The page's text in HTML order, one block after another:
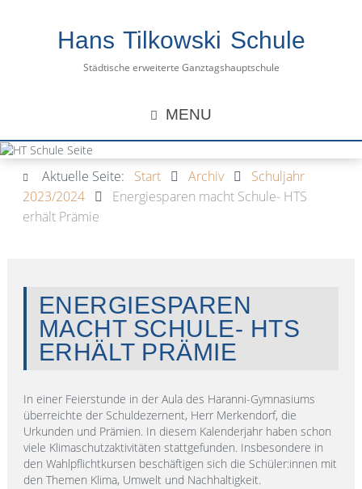
Hans Tilkowski Schule
Städtische erweiterte Ganztagshauptschule
MENU
Aktuelle Seite: Start Archiv
Schuljahr
2023/2024
Energiesparen macht Schule- HTS
erhält Prämie
ENERGIESPAREN
MACHT SCHULE- HTS
ERHÄLT PRÄMIE
In einer Feierstunde in der Aula des Haranni-Gymnasiums
überreichte der Schuldezernent, Herr Merkendorf, die
Urkunden und Prämien. In diesem Kalenderjahr haben schon
viele Klimaschutzaktivitäten stattgefunden. Insbesondere in
den Wahlpflichtkursen beschäftigen sich die Schüler:innen mit
den Themen Klima, Umwelt und Nachhaltigkeit.